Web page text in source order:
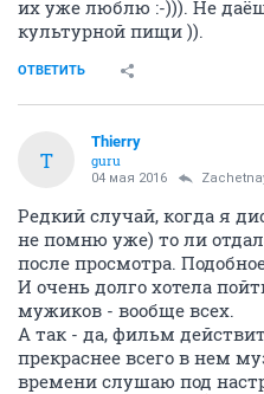
их уже люблю :-))). Не
культурной пищи )).
ОТВЕТИТЬ
T
Thierry
guru
04 мая 2016
Редкий случай, когда я
не помню уже) то ли
после просмотра.
И очень долго хотела
мужиков - вообще всех.
А так - да, фильм
прекраснее всего в нем
времени слушаю под